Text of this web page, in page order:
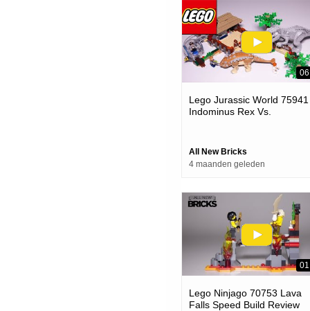
Lego Jurassic World 75941
Indominus Rex Vs.
All New Bricks
4 maanden geleden
Lego Ninjago 70753 Lava
Falls Speed Build Review